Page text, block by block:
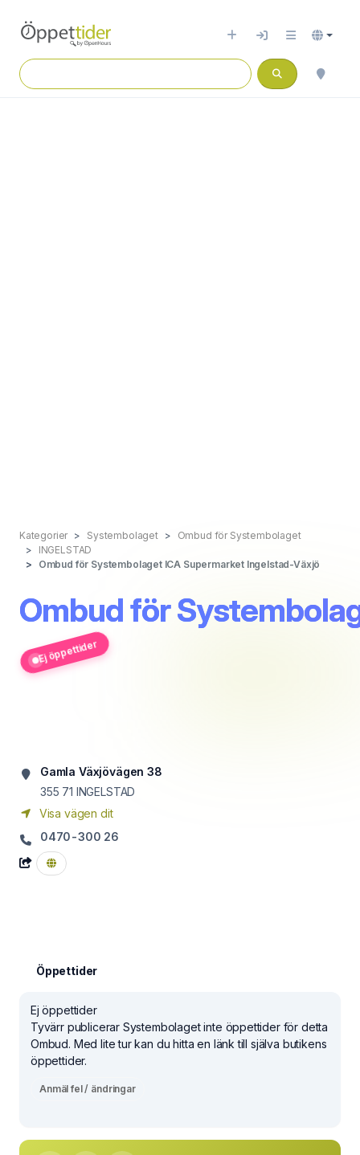
Kategorier Systembolaget
Ombud för Systembolaget
INGELSTAD
Ombud för Systembolaget ICA Supermarket Ingelstad-Växjö
Ombud för
Ej öppettider
Gamla Växjövägen 38
355 71 INGELSTAD
Visa vägen dit
0470-300 26
Öppettider
Ej öppettider
Tyvärr publicerar Systembolaget inte öppettider för detta
Ombud. Med lite tur kan du hitta en länk till själva butikens
öppettider.
Anmäl fel / ändringar